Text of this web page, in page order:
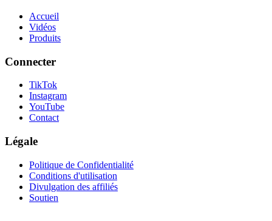
Accueil
Vidéos
Produits
Connecter
TikTok
Instagram
YouTube
Contact
Légale
Politique de Confidentialité
Conditions d'utilisation
Divulgation des affiliés
Soutien